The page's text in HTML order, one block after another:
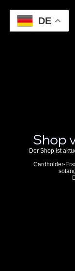
Shop
Der Shop ist
Cardholder-
DE